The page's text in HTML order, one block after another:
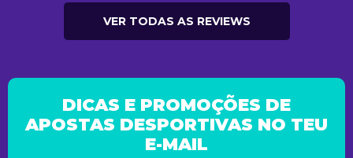
VER TODAS AS REVIEWS
DICAS E PROMOÇÕES DE
APOSTAS DESPORTIVAS NO TEU
E-MAIL